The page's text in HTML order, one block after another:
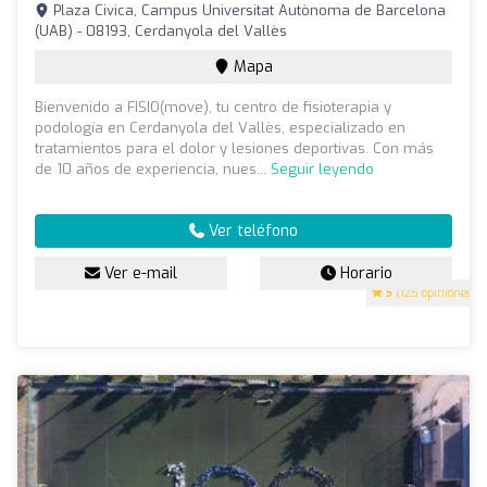
5 (125 opiniones)
Plaza Civica, Campus Universitat Autònoma de Barcelona
(UAB) - 08193, Cerdanyola del Vallès
Mapa
Bienvenido a FISIO(move), tu centro de fisioterapia y
podología en Cerdanyola del Vallès, especializado en
tratamientos para el dolor y lesiones deportivas. Con más
de 10 años de experiencia, nues... Seguir leyendo
Ver teléfono
Ver e-mail Horario